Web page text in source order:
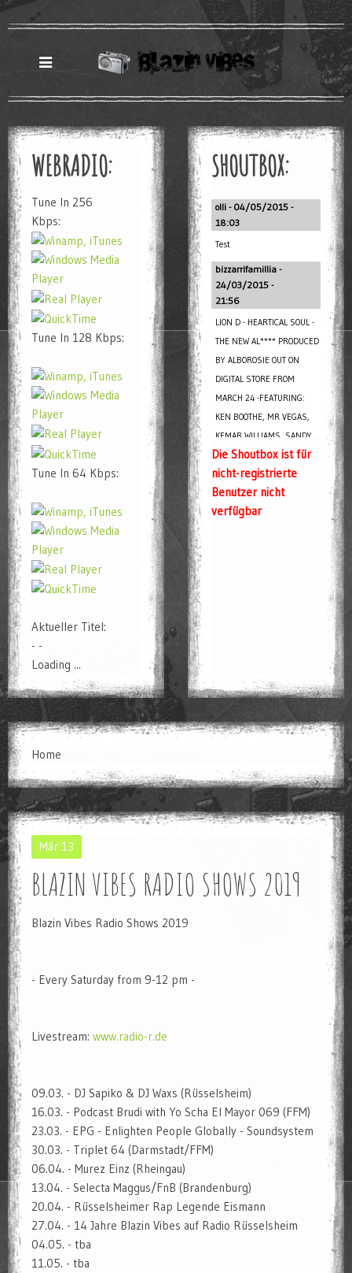
WEBRADIO:
Tune In 256
Kbps:
Tune In 128 Kbps:
Tune In 64 Kbps:
Aktueller Titel:
- -
Loading ...
SHOUTBOX:
olli - 04/05/2015 -
18:03
Test
bizzarrifamillia -
24/03/2015 -
21:56
LION D - HEARTICAL SOUL -
THE NEW AL**** PRODUCED
BY ALBOROSIE OUT ON
DIGITAL STORE FROM
MARCH 24 -FEATURING:
KEN BOOTHE, MR VEGAS,
KEMAR WILLIAMS, SANDY
SMITH -Google Play -
http://goo.gl/zPpmOF -
iTunes -
http://goo.gl/S9o4dv
melli -
02:12
History
Die Shoutbox ist für
nicht-registrierte
Benutzer nicht
verfügbar
Home
Mär 13
BLAZIN VIBES RADIO SHOWS 2019
Blazin Vibes Radio Shows 2019
- Every Saturday from 9-12 pm -
Livestream: www.radio-r.de
09.03. - DJ Sapiko & DJ Waxs (Rüsselsheim)
16.03. - Podcast Brudi with Yo Scha El Mayor 069 (FFM)
23.03. - EPG - Enlighten People Globally - Soundsystem
30.03. - Triplet 64 (Darmstadt/FFM)
06.04. - Murez Einz (Rheingau)
13.04. - Selecta Maggus/FnB (Brandenburg)
20.04. - Rüsselsheimer Rap Legende Eismann
27.04. - 14 Jahre Blazin Vibes auf Radio Rüsselsheim
04.05. - tba
11.05. - tba